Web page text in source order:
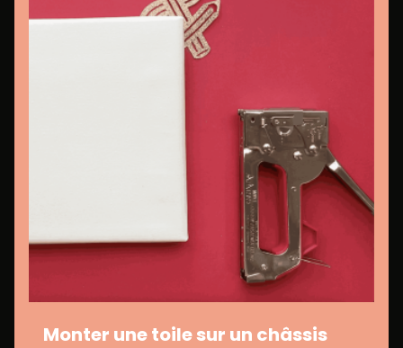
Monter une toile sur un châssis